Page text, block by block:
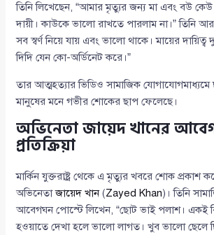
তিনি লিখেছেন, “আমার মৃত্যুর জন্য মা এবং বউ কেউ
দায়ী। কাউকে ভালো রাখতে পারলাম না।” তিনি
সব স্বর্ণ নিয়ে যায় এবং ভালো থাকে। মায়ের
দিদি যেন কো-অর্ডিনেট করে।”
তার আত্মহত্যার ভিডিও সামাজিক
মানুষের মনে গভীর শোকের ছাপ ফেলেছে।
অভিনেতা জায়েদ খানের
প্রতিক্রিয়া
মার্কিন যুক্তরাষ্ট্র থেকে এ মৃত্যুর খবরে শোক প্রকাশ
অভিনেতাজায়েদ খান(Zayed Khan)। তিনি
আবেগঘন পোস্টে লিখেন, “ছোট ভাই পলাশ। একই
হওয়াতে দেখা হলে ভালো লাগত। খুব ভালো ছেলে